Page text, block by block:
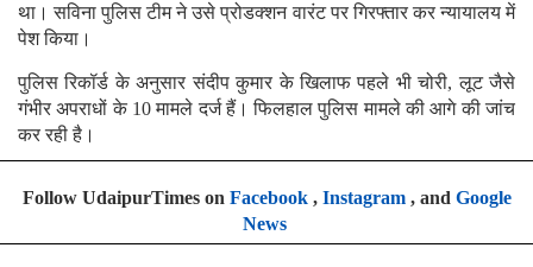
था। सविना पुलिस टीम ने उसे प्रोडक्शन वारंट पर गिरफ्तार कर न्यायालय में
पेश किया।
पुलिस रिकॉर्ड के अनुसार संदीप कुमार के खिलाफ पहले भी चोरी, लूट जैसे
गंभीर अपराधों के 10 मामले दर्ज हैं। फिलहाल पुलिस मामले की आगे की जांच
कर रही है।
Follow UdaipurTimes on Facebook, Instagram, and Google
News